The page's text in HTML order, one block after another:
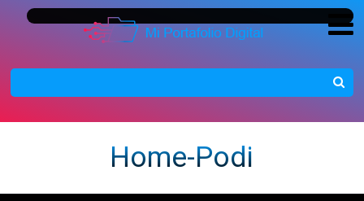
Home-Podi